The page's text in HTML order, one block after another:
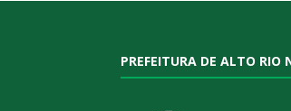
PREFEITURA DE ALTO RIO